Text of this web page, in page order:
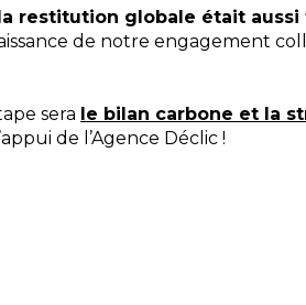
restitution globale était
de notre engagement
sera le bilan carbone et la
de l’Agence Déclic !